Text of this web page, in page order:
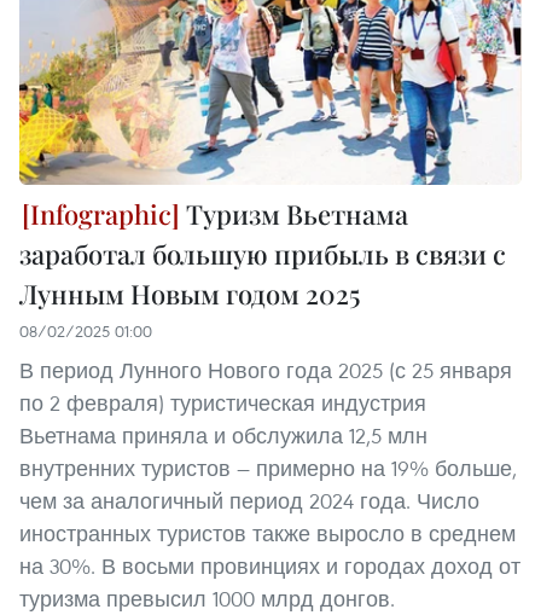
Туризм Вьетнама
заработал большую прибыль в связи с
Лунным Новым годом 2025
08/02/2025 01:00
В период Лунного Нового года 2025 (с 25 января
по 2 февраля) туристическая индустрия
Вьетнама приняла и обслужила 12,5 млн
внутренних туристов — примерно на 19% больше,
чем за аналогичный период 2024 года. Число
иностранных туристов также выросло в среднем
на 30%. В восьми провинциях и городах доход от
туризма превысил 1000 млрд донгов.